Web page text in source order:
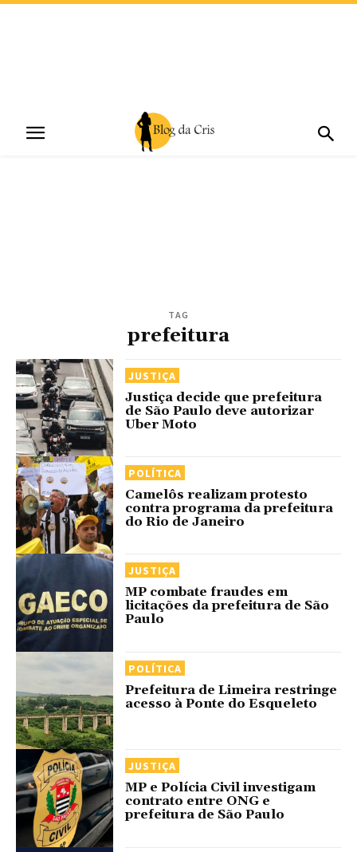
TAG
prefeitura
JUSTIÇA
Justiça decide que prefeitura
de São Paulo deve autorizar
Uber Moto
POLÍTICA
Camelôs realizam protesto
contra programa da prefeitura
do Rio de Janeiro
JUSTIÇA
MP combate fraudes em
licitações da prefeitura de São
Paulo
POLÍTICA
Prefeitura de Limeira restringe
acesso à Ponte do Esqueleto
JUSTIÇA
MP e Polícia Civil investigam
contrato entre ONG e
prefeitura de São Paulo